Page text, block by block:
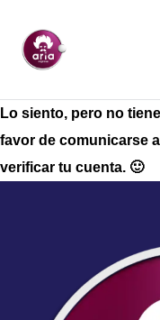
Lo siento, pero no
favor de comunicarse
verificar tu cuenta. 🙂